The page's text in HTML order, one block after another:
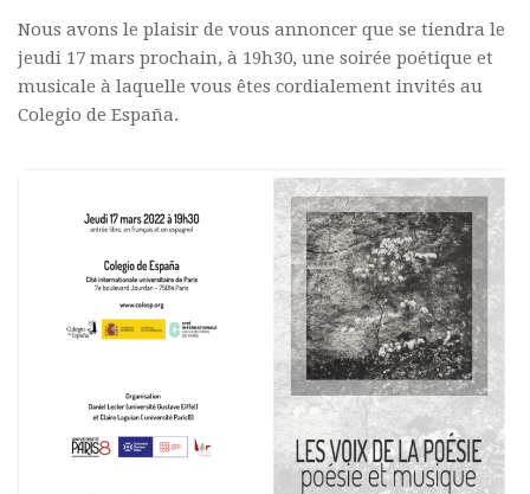
Polifonia
Programmes
CPGE
« Au menu »
Actualités
Minutes de Fred
Vous abonner / commander un numéro
Nous avons le plaisir de vous annoncer que se tiendra le
jeudi 17 mars prochain, à 19h30, une soirée poétique et
musicale à laquelle vous êtes cordialement invités au
Colegio de España.